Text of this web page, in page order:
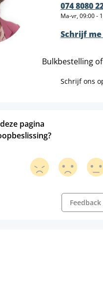
074 8080
Ma-vr, 09:00 -
Schrijf
Bulkbestelling
Schrijf ons
pagina
Feedback